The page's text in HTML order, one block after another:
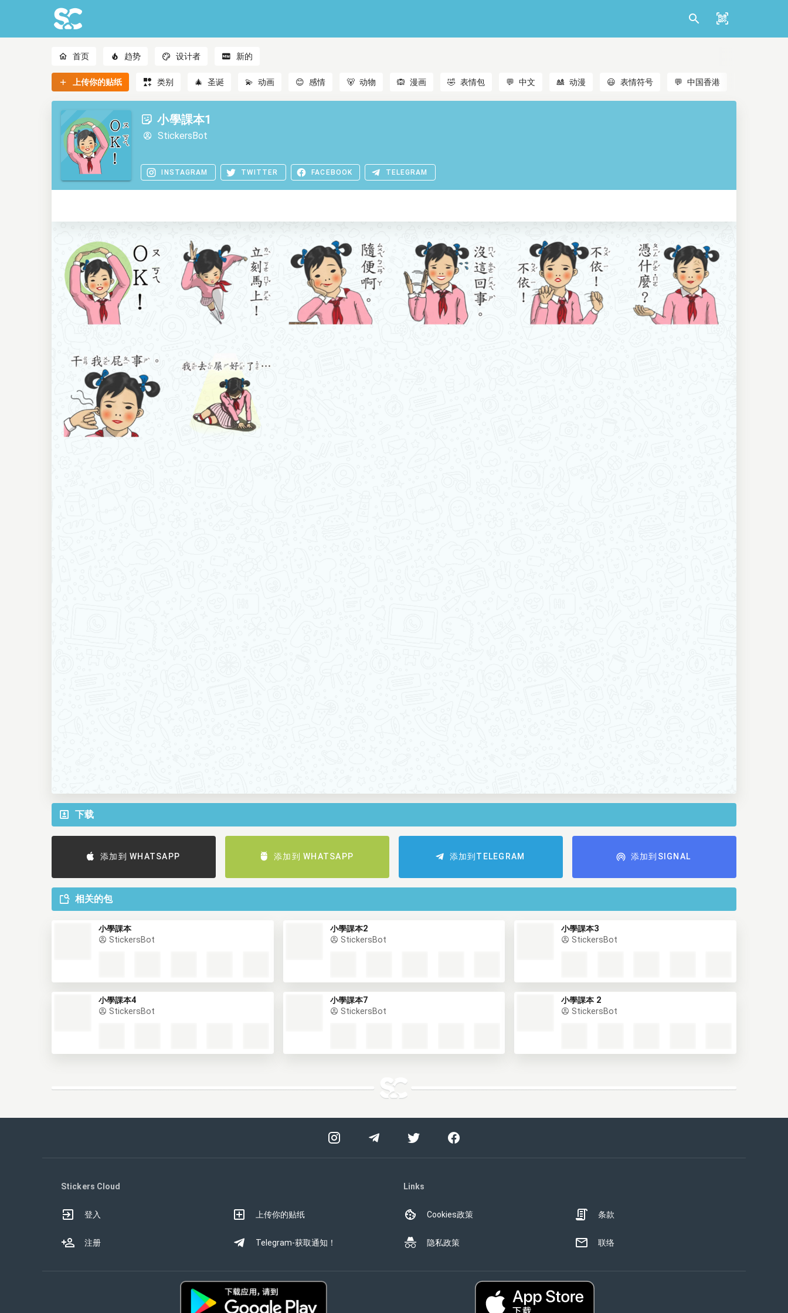
首页 趋势 设计者 新的
上传你的贴纸 类别 🎄 圣诞 💫 动画 😊 感情 🐻 动物 🙉 漫画 🤣 表情包 💬 中文 🎎 动漫 😃 表情符号 💬 中国香港
小學課本1
StickersBot
INSTAGRAM TWITTER FACEBOOK TELEGRAM
下载
添加到 WHATSAPP 添加到 WHATSAPP 添加到TELEGRAM 添加到SIGNAL
相关的包
小學課本
StickersBot
小學課本2
StickersBot
小學課本3
StickersBot
小學課本4
StickersBot
小學課本7
StickersBot
小學課本 2
StickersBot
Stickers Cloud
登入
注册
上传你的贴纸
Telegram-获取通知！
Links
Cookies政策
隐私政策
条款
联络